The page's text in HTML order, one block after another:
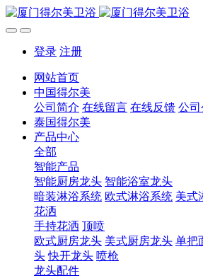
登录 注册
网站首页
中国得尔美
公司简介 在线留言 在线反馈 公
泰国得尔美
产品中心
全部
智能产品
智能厨房龙头 智能浴室龙头
暗装淋浴系统 欧式淋浴系统 美式
花洒
手持花洒 顶喷
欧式厨房龙头 美式厨房龙头 单把
头 快开龙头 喷枪
龙头配件